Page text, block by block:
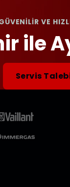
VE
ile
Servis